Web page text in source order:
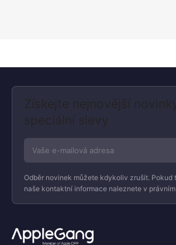
Získejte nejnovější
speciální slevy
Odběr novinek můžete kdykoliv zrušit. Pokud
naše kontaktní informace naleznete v